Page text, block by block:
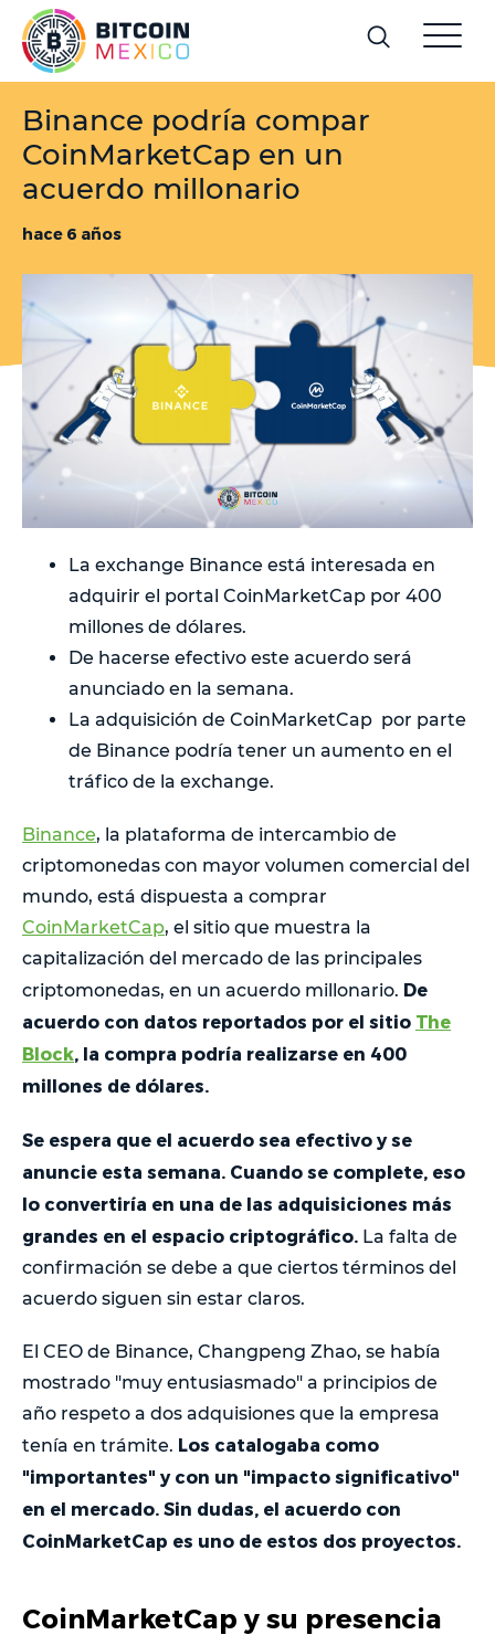
Binance podría compar
CoinMarketCap en un
acuerdo millonario
hace 6 años
La exchange Binance está interesada en
adquirir el portal CoinMarketCap por 400
millones de dólares.
De hacerse efectivo este acuerdo será
anunciado en la semana.
La adquisición de CoinMarketCap por parte
de Binance podría tener un aumento en el
tráfico de la exchange.
Binance, la plataforma de intercambio de
criptomonedas con mayor volumen comercial del
mundo, está dispuesta a comprar
CoinMarketCap, el sitio que muestra la
capitalización del mercado de las principales
criptomonedas, en un acuerdo millonario. De
acuerdo con datos reportados por el sitio The
Block , la compra podría realizarse en 400
millones de dólares.
Se espera que el acuerdo sea efectivo y se
anuncie esta semana. Cuando se complete, eso
lo convertiría en una de las adquisiciones más
grandes en el espacio criptográfico. La falta de
confirmación se debe a que ciertos términos del
acuerdo siguen sin estar claros.
El CEO de Binance, Changpeng Zhao, se había
mostrado "muy entusiasmado" a principios de
año respeto a dos adquisiones que la empresa
tenía en trámite. Los catalogaba como
"importantes" y con un "impacto significativo"
en el mercado. Sin dudas, el acuerdo con
CoinMarketCap es uno de estos dos proyectos.
CoinMarketCap y su presencia